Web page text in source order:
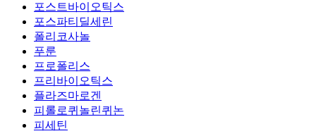
포스트바이오틱스
포스파티딜세린
폴리코사놀
푸룬
프로폴리스
프리바이오틱스
플라즈마로겐
피롤로퀴놀린퀴논
피세틴